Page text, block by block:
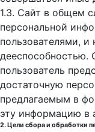
1.3. Сайт в общем
персональной
пользователями, и
дееспособностью.
пользователь
достаточную
предлагаемым в
эту информацию в
2. Цели сбора и обработки